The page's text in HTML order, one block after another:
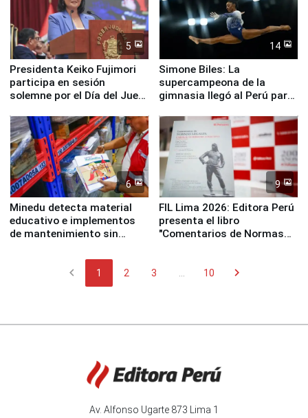
5
Presidenta Keiko Fujimori
participa en sesión
solemne por el Día del Juez
14
Simone Biles: La
supercampeona de la
gimnasia llegó al Perú para
Panamericanos Lima 2027
6
Minedu detecta material
educativo e implementos
de mantenimiento sin
9
FIL Lima 2026: Editora Perú
presenta el libro
"Comentarios de Normas
chevron_left 1 2 3 10 chevron_right
Av. Alfonso Ugarte 873 Lima 1